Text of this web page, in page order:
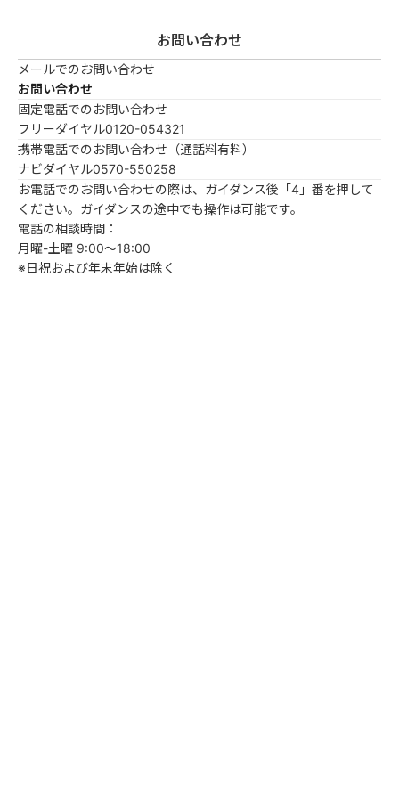
お問い合わせ
メールでのお問い合わせ
お問い合わせ
固定電話でのお問い合わせ
フリーダイヤル0120-054321
携帯電話でのお問い合わせ（通話料有料）
ナビダイヤル0570-550258
お電話でのお問い合わせの際は、ガイダンス後「4」番を押して
ください。ガイダンスの途中でも操作は可能です。
電話の相談時間：
月曜-土曜 9:00～18:00
※日祝および年末年始は除く